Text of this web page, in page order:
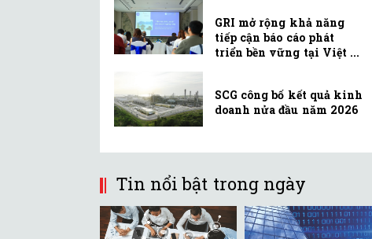
GRI mở rộng khả năng
tiếp cận báo cáo phát
triển bền vững tại Việt ...
SCG công bố kết quả kinh
doanh nửa đầu năm 2026
Tin nổi bật trong ngày